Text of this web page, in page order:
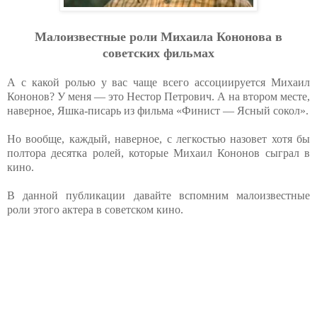
Малоизвестные роли Михаила Кононова в
советских фильмах
А с какой ролью у вас чаще всего ассоциируется Михаил
Кононов? У меня — это Нестор Петрович. А на втором месте,
наверное, Яшка-писарь из фильма «Финист — Ясный сокол».
Но вообще, каждый, наверное, с легкостью назовет хотя бы
полтора десятка ролей, которые Михаил Кононов сыграл в
кино.
В данной публикации давайте вспомним малоизвестные
роли этого актера в советском кино.